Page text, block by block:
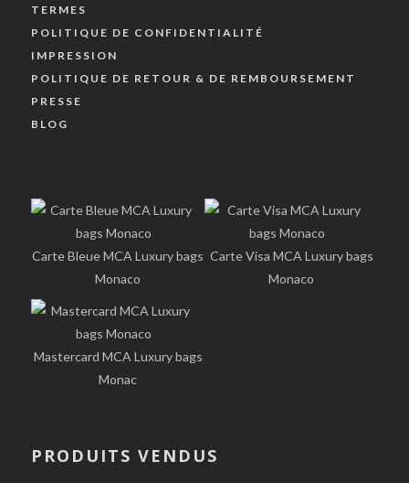
TERMES
POLITIQUE DE CONFIDENTIALITÉ
IMPRESSION
POLITIQUE DE RETOUR & DE REMBOURSEMENT
PRESSE
BLOG
Carte Bleue MCA Luxury bags
Monaco
Carte Visa MCA Luxury bags
Monaco
Mastercard MCA Luxury bags
Monac
PRODUITS VENDUS